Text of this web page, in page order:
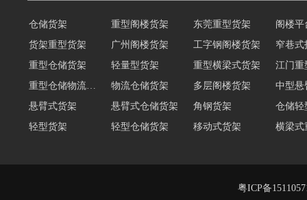
仓储货架 重型阁楼货架 东莞重型货架
阁楼平
货架重型货架
广州阁楼货架 工字钢阁楼货架
窄巷式
重型仓储货架
轻量型货架 重型横梁式货架
江门重
重型仓储物流货架
物流仓储货架 多层阁楼货架
中型悬
悬臂式货架
悬臂式仓储货架 角钢货架
仓储轻
轻型货架
轻型仓储货架 移动式货架
横梁式
仓储货架品牌
阁楼式仓库货架
粤ICP备